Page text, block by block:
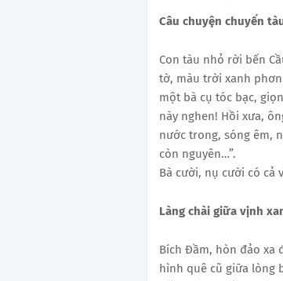
Câu chuyện chuyến
Con tàu nhỏ rời bến
tờ, màu trời xanh
một bà cụ tóc bạc,
này nghen! Hồi xưa,
nước trong, sóng êm,
còn nguyên…”.
Bà cười, nụ cười có cả
Làng chài giữa vịnh
Bích Đầm, hòn đảo xa
hình quê cũ giữa lòng